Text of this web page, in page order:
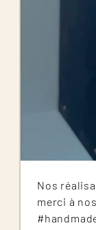
Nos
merci à